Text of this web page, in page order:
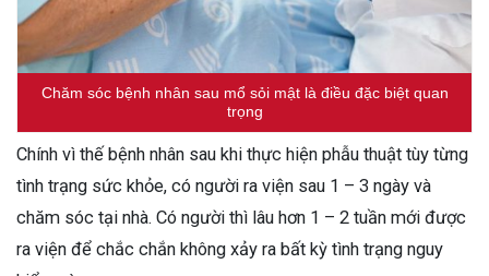
Chăm sóc bệnh nhân sau mổ sỏi mật là điều đặc biệt quan
trọng
Chính vì thế bệnh nhân sau khi thực hiện phẫu thuật tùy từng
tình trạng sức khỏe, có người ra viện sau 1 – 3 ngày và
chăm sóc tại nhà. Có người thì lâu hơn 1 – 2 tuần mới được
ra viện để chắc chắn không xảy ra bất kỳ tình trạng nguy